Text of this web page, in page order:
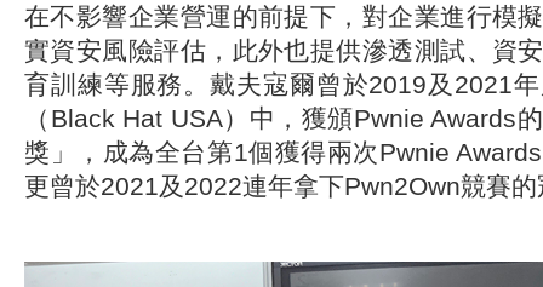
在不影響企業營運的前提下，對企業進行模
實資安風險評估，此外也提供滲透測試、資
育訓練等服務。戴夫寇爾曾於2019及2021
（Black Hat USA）中，獲頒Pwnie Awards
獎」，成為全台第1個獲得兩次Pwnie
更曾於2021及2022連年拿下Pwn2Own競賽的